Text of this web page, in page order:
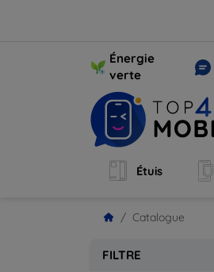
Énergie
verte
Étuis
Catalogue
FILTRE